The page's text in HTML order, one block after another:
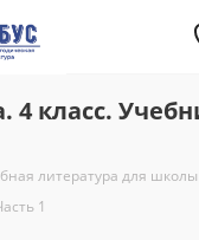
класс.
литература для школы
1